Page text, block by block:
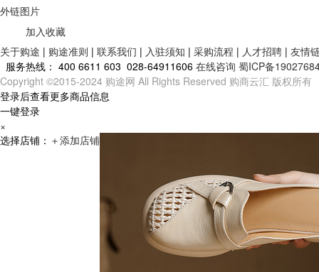
外链图片
加入收藏
关于购途 | 购途准则 | 联系我们 | 入驻须知 | 采购流程 | 人才招聘 | 友情
服务热线： 400 6611 603 028-64911606 在线咨询 蜀ICP备
Copyright ©2015-2024 购途网 All Rights Reserved 购商云汇 版权所有
登录后查看更多商品信息
一键登录
×
选择店铺： ＋添加店铺